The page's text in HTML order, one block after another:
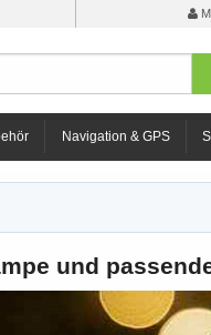
Navigation & GPS
und